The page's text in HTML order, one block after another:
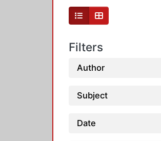
Filters
Author
Subject
Date